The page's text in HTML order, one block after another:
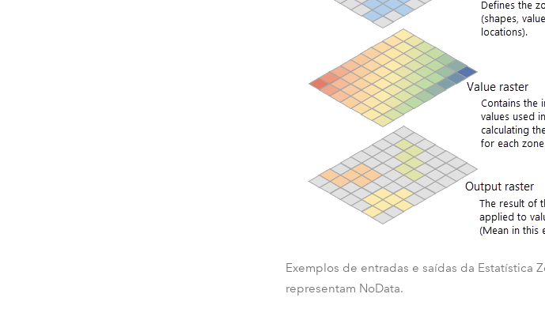
Exemplos de entradas e saídas da Estatística
representam NoData.